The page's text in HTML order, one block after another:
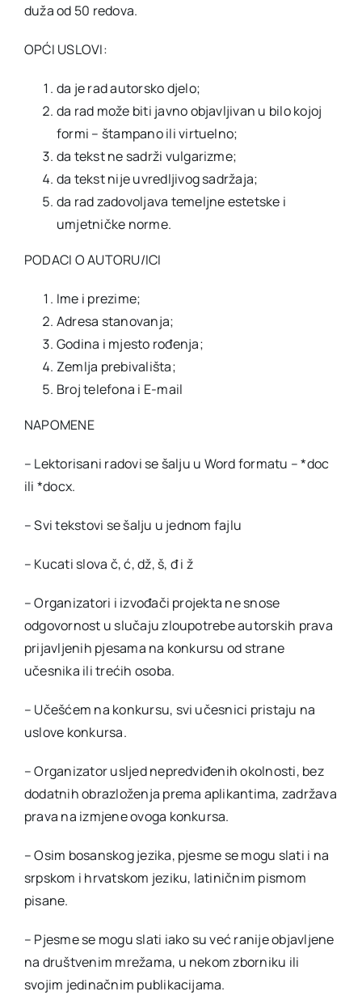
duža od 50 redova.
OPĆI USLOVI:
da je rad autorsko djelo;
da rad može biti javno objavljivan u bilo kojoj
formi – štampano ili virtuelno;
da tekst ne sadrži vulgarizme;
da tekst nije uvredljivog sadržaja;
da rad zadovoljava temeljne estetske i
umjetničke norme.
PODACI O AUTORU/ICI
Ime i prezime;
Adresa stanovanja;
Godina i mjesto rođenja;
Zemlja prebivališta;
Broj telefona i E-mail
NAPOMENE
– Lektorisani radovi se šalju u Word formatu – *doc
ili *docx.
– Svi tekstovi se šalju u jednom fajlu
– Kucati slova č, ć, dž, š, đ i ž
– Organizatori i izvođači projekta ne snose
odgovornost u slučaju zloupotrebe autorskih prava
prijavljenih pjesama na konkursu od strane
učesnika ili trećih osoba.
– Učešćem na konkursu, svi učesnici pristaju na
uslove konkursa.
– Organizator usljed nepredviđenih okolnosti, bez
dodatnih obrazloženja prema aplikantima, zadržava
prava na izmjene ovoga konkursa.
– Osim bosanskog jezika, pjesme se mogu slati i na
srpskom i hrvatskom jeziku, latiničnim pismom
pisane.
– Pjesme se mogu slati iako su već ranije objavljene
na društvenim mrežama, u nekom zborniku ili
svojim jedinačnim publikacijama.